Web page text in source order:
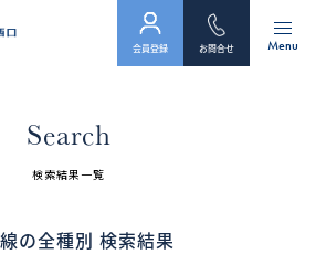
Menu
お問合せ
会員登録
Search
検索結果一覧
の全種別 検索結果